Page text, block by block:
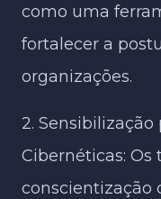
como uma
fortalecer a
organizações.
2. Sensibilização
Cibernéticas:
conscientização